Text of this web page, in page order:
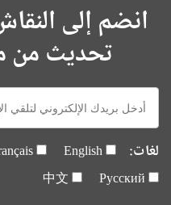
انضم إلى
تحديث من
E-
mail:
لغات: English
Русский
中文